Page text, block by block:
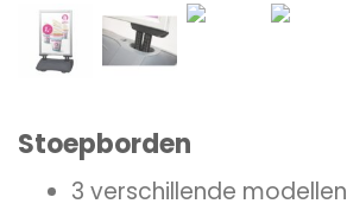
Stoepborden
3 verschillende modellen